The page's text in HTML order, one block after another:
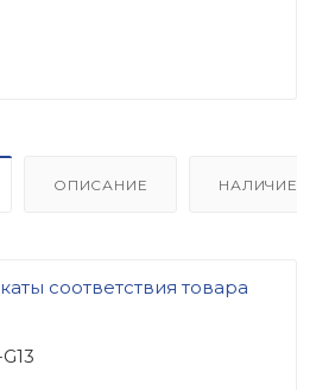
ОПИСАНИЕ НАЛИЧИЕ
соответствия товара